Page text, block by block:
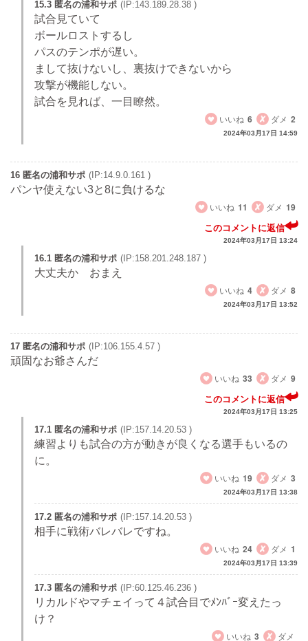
15.3 匿名の浦和サポ (IP:143.189.28.38 )
試合見ていて
ボールロストするし
パスのテンポが遅い。
まして抜けないし、裏抜けできないから
攻撃が機能しない。
試合を見れば、一目瞭然。
いいね 6 ダメ 2
2024年03月17日 14:59
16 匿名の浦和サポ (IP:14.9.0.161 )
パンヤ使えない3と8に負けるな
いいね 11 ダメ 19
このコメントに返信
2024年03月17日 13:24
16.1 匿名の浦和サポ (IP:158.201.248.187 )
大丈夫か おまえ
いいね 4 ダメ 8
2024年03月17日 13:52
17 匿名の浦和サポ (IP:106.155.4.57 )
頑固なお爺さんだ
いいね 33 ダメ 9
このコメントに返信
2024年03月17日 13:25
17.1 匿名の浦和サポ (IP:157.14.20.53 )
練習よりも試合の方が動きが良くなる選手もいるの
に。
いいね 19 ダメ 3
2024年03月17日 13:38
17.2 匿名の浦和サポ (IP:157.14.20.53 )
相手に戦術バレバレですね。
いいね 24 ダメ 1
2024年03月17日 13:39
17.3 匿名の浦和サポ (IP:60.125.46.236 )
リカルドやマチェイって４試合目でﾒﾝﾊﾞｰ変えたっ
け？
いいね 3 ダメ